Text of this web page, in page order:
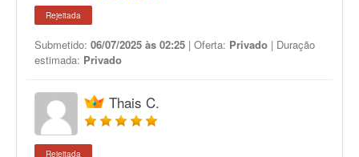
Rejeitada
Submetido: 06/07/2025 às 02:25 | Oferta: Privado | Duração
estimada: Privado
Thais C.
Rejeitada